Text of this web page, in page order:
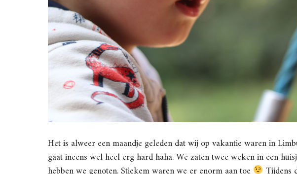
Het is alweer een maandje geleden dat wij op vakantie waren in
gaat ineens wel heel erg hard haha. We zaten twee weken in een